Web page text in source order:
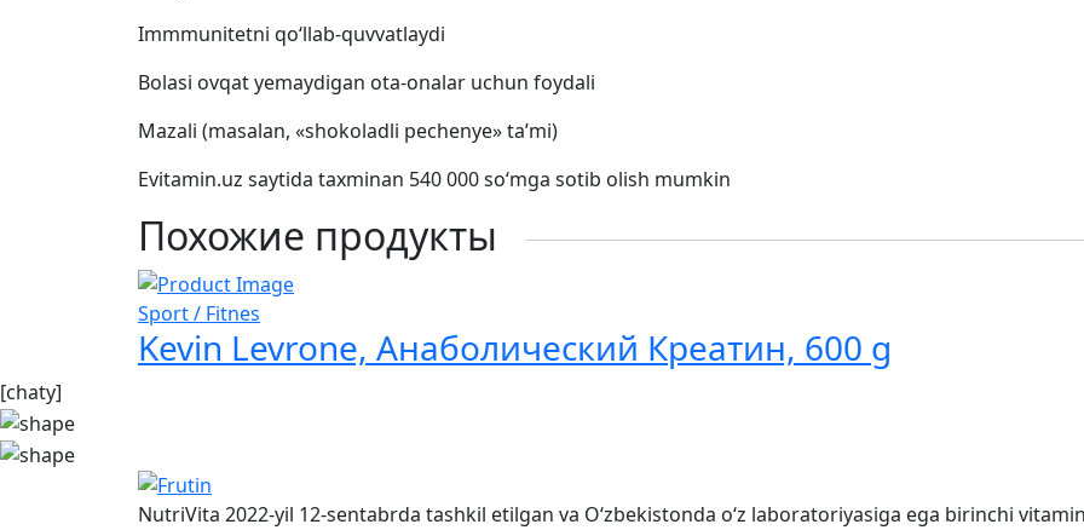
Immmunitetni qo‘llab-quvvatlaydi
Bolasi ovqat yemaydigan ota-onalar uchun foydali
Mazali (masalan, «shokoladli pechenye» ta’mi)
Evitamin.uz saytida taxminan 540 000 so‘mga sotib olish mumkin
Похожие продукты
Sport / Fitnes
Kevin Levrone, Анаболический Креатин, 600 g
[chaty]
NutriVita 2022-yil 12-sentabrda tashkil etilgan va O‘zbekistonda o‘z laboratoriyasiga ega birinchi